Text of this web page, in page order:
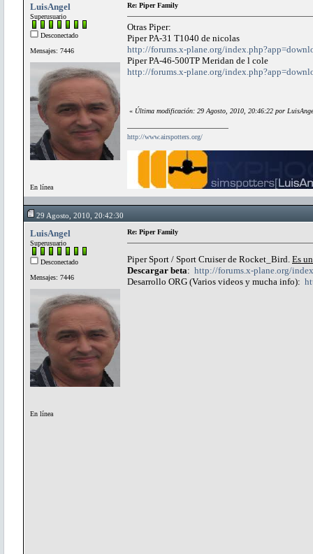
LuisAngel
Superusuario
Desconectado
Mensajes: 7446
En línea
Re: Piper Family
Otras Piper:
Piper PA-31 T1040 de nicolas
http://forums.x-plane.org/
Piper PA-46-500TP Meridan de l cole
http://forums.x-plane.org/
« Última modificación: 29 Agosto, 2010, 20:46:22 por
http://www.airspotters.org/
29 Agosto, 2010, 20:42:30
LuisAngel
Superusuario
Desconectado
Mensajes: 7446
En línea
Re: Piper Family
Piper Sport / Sport Cruiser de Rocket_Bird. Es
Descargar beta: http://forums.x-plane.org/
Desarrollo ORG (Varios videos y mucha info):